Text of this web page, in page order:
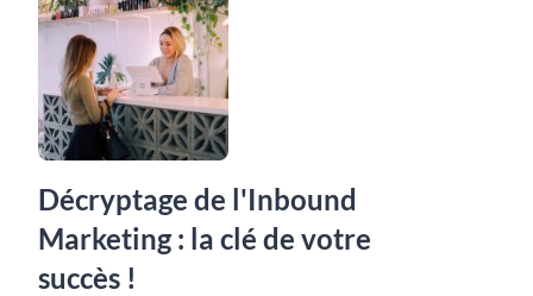
Décryptage de l'Inbound
Marketing : la clé de votre
succès !